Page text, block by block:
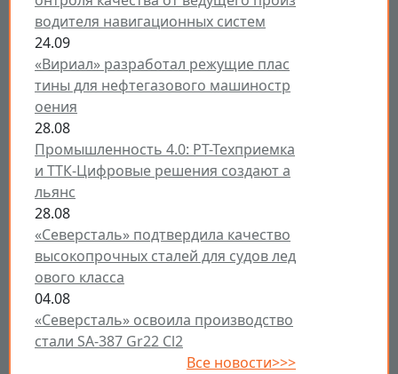
водителя навигационных систем
24.09
«Вириал» разработал режущие плас
тины для нефтегазового машиностр
оения
28.08
Промышленность 4.0: РТ-Техприемка
и ТТК-Цифровые решения создают а
льянс
28.08
«Северсталь» подтвердила качество
высокопрочных сталей для судов лед
ового класса
04.08
«Северсталь» освоила производство
стали SA-387 Gr22 Cl2
Все новости>>>